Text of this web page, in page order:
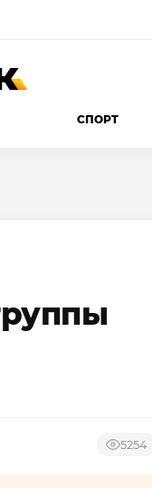
СПОРТ
5254